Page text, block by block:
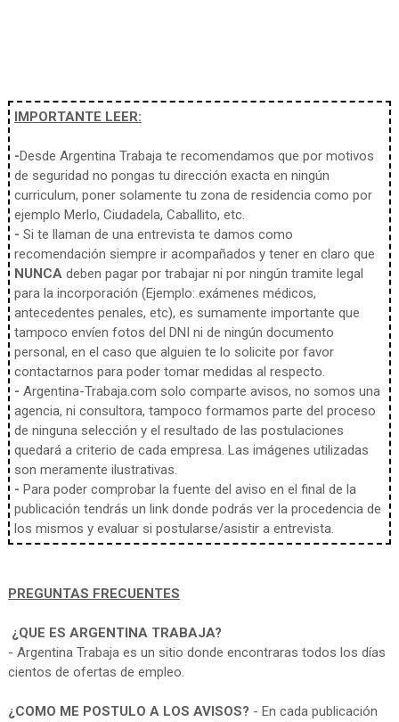
IMPORTANTE LEER:
-Desde Argentina Trabaja te recomendamos que por motivos
de seguridad no pongas tu dirección exacta en ningún
curriculum, poner solamente tu zona de residencia como por
ejemplo Merlo, Ciudadela, Caballito, etc.
- Si te llaman de una entrevista te damos como
recomendación siempre ir acompañados y tener en claro que
NUNCAdeben pagar por trabajar ni por ningún tramite legal
para la incorporación (Ejemplo: exámenes médicos,
antecedentes penales, etc), es sumamente importante que
tampoco envíen fotos del DNI ni de ningún documento
personal, en el caso que alguien te lo solicite por favor
contactarnos para poder tomar medidas al respecto.
- Argentina-Trabaja.com solo comparte avisos, no somos una
agencia, ni consultora, tampoco formamos parte del proceso
de ninguna selección y el resultado de las postulaciones
quedará a criterio de cada empresa. Las imágenes utilizadas
son meramente ilustrativas.
- Para poder comprobar la fuente del aviso en el final de la
publicación tendrás un link donde podrás ver la procedencia de
los mismos y evaluar si postularse/asistir a entrevista.
PREGUNTAS FRECUENTES
¿QUE ES ARGENTINA TRABAJA?
- Argentina Trabaja es un sitio donde encontraras todos los días
cientos de ofertas de empleo.
¿COMO ME POSTULO A LOS AVISOS? - En cada publicación